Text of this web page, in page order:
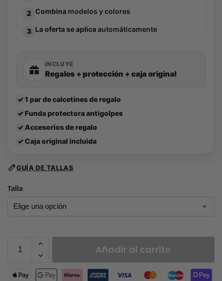
2 Combina modelos y colores
3 La oferta se aplicaautomáticamente
INCLUYE
Regalos + protección + caja original
✓1 par de calcetines de regalo
✓ Funda protectora antigolpes
✓ Accesorios de regalo
✓Caja original incluida
GUÍA DE TALLAS
Talla
Añadir al carrito